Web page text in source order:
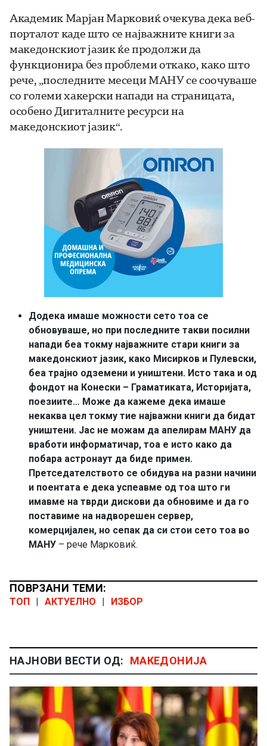
Академик Марјан Марковиќ очекува дека веб-
порталот каде што се најважните книги за
македонскиот јазик ќе продолжи да
функционира без проблеми откако, како што
рече, „последните месеци МАНУ се соочуваше
со големи хакерски напади на страницата,
особено Дигиталните ресурси на
македонскиот јазик“.
Додека имаше можности сето тоа се
обновуваше, но при последните такви посилни
напади беа токму најважните стари книги за
македонскиот јазик, како Мисирков и Пулевски,
беа трајно одземени и уништени. Исто така и од
фондот на Конески – Граматиката, Историјата,
поезиите… Може да кажеме дека имаше
некаква цел токму тие најважни книги да бидат
уништени. Јас не можам да апелирам МАНУ да
вработи информатичар, тоа е исто како да
побара астронаут да биде примен.
Претседателството се обидува на разни начини
и поентата е дека успеавме од тоа што ги
имавме на тврди дискови да обновиме и да го
поставиме на надворешен сервер,
комерцијален, но сепак да си стои сето тоа во
МАНУ – рече Марковиќ.
ПОВРЗАНИ ТЕМИ:
ТОП АКТУЕЛНО ИЗБОР
НАЈНОВИ ВЕСТИ ОД: МАКЕДОНИЈА